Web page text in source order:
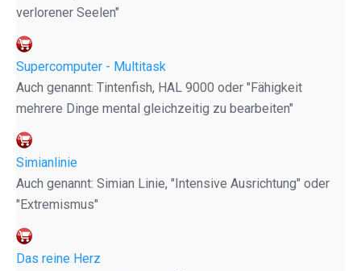
verlorener Seelen"
Supercomputer - Multitask
Auch genannt: Tintenfish, HAL 9000 oder "Fähigkeit
mehrere Dinge mental gleichzeitig zu bearbeiten"
Simianlinie
Auch genannt: Simian Linie, "Intensive Ausrichtung" oder
"Extremismus"
Das reine Herz